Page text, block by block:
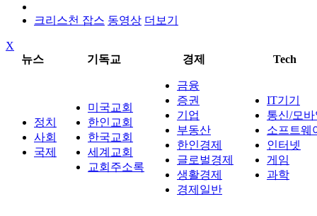
크리스천 잡스 동영상 더보기
X
뉴스
기독교 경제 Tech
정치
사회
국제
미국교회
한인교회
한국교회
세계교회
교회주소록
금융
증권
기업
부동산
한인경제
글로벌경제
생활경제
경제일반
IT기기
통신/모
소프트웨
인터넷
게임
과학